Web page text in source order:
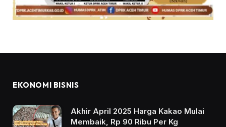
EKONOMI BISNIS
Akhir April 2025 Harga Kakao Mulai
Membaik, Rp 90 Ribu Per Kg